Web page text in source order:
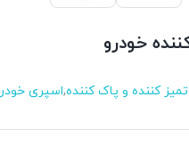
خودرو
کننده و پاک کننده,اسپری